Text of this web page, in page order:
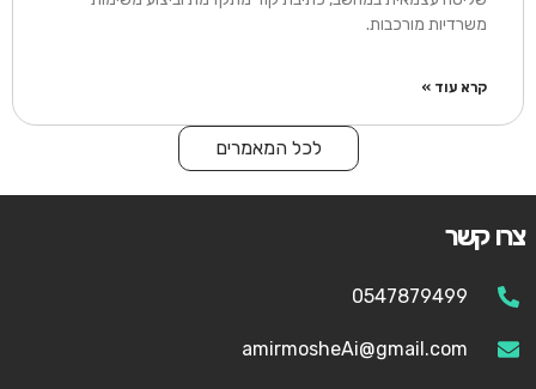
משרדיות מורכבות.
קרא עוד »
לכל המאמרים
צרו קשר
0547879499
amirmosheAi@gmail.com